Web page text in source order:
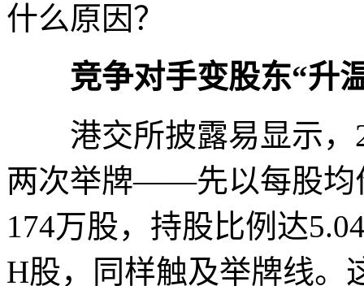
什么原因？
竞争对手变股东“升
港交所披露易显示，
两次举牌——先以每股均
174万股，持股比例达
H股，同样触及举牌线。